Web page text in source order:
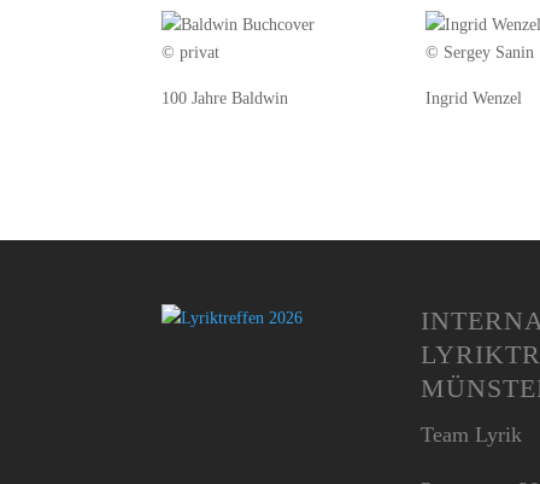
© privat
100 Jahre Baldwin
© Sergey Sanin
Ingrid Wenzel
Team Lyrik